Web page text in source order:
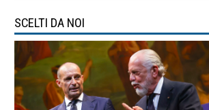
SCELTI DA NOI